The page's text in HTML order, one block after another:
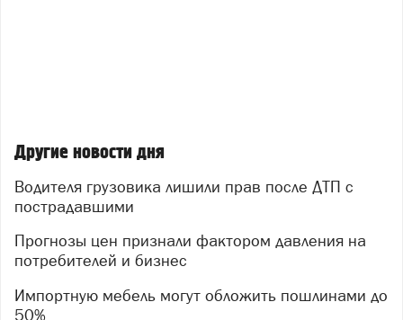
Другие новости дня
Водителя грузовика лишили прав после ДТП с
пострадавшими
Прогнозы цен признали фактором давления на
потребителей и бизнес
Импортную мебель могут обложить пошлинами до
50%